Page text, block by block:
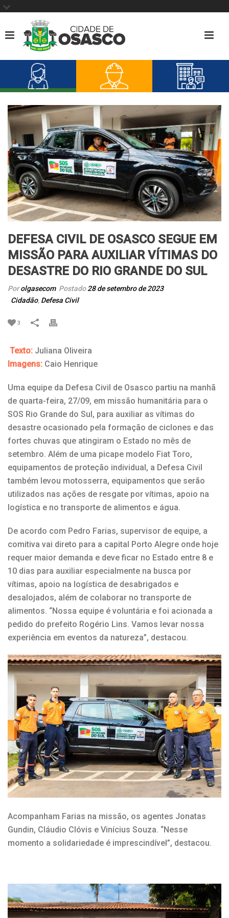
DEFESA CIVIL DE OSASCO SEGUE EM
MISSÃO PARA AUXILIAR VÍTIMAS DO
DESASTRE DO RIO GRANDE DO SUL
Porolgasecom Postado28 de setembro de 2023
Cidadão, Defesa Civil
3
Texto: Juliana Oliveira
Imagens: Caio Henrique
Uma equipe da Defesa Civil de Osasco partiu na manhã
de quarta-feira, 27/09, em missão humanitária para o
SOS Rio Grande do Sul, para auxiliar as vítimas do
desastre ocasionado pela formação de ciclones e das
fortes chuvas que atingiram o Estado no mês de
setembro. Além de uma picape modelo Fiat Toro,
equipamentos de proteção individual, a Defesa Civil
também levou motosserra, equipamentos que serão
utilizados nas ações de resgate por vítimas, apoio na
logística e no transporte de alimentos e água.
De acordo com Pedro Farias, supervisor de equipe, a
comitiva vai direto para a capital Porto Alegre onde hoje
requer maior demanda e deve ficar no Estado entre 8 e
10 dias para auxiliar especialmente na busca por
vítimas, apoio na logística de desabrigados e
desalojados, além de colaborar no transporte de
alimentos. “Nossa equipe é voluntária e foi acionada a
pedido do prefeito Rogério Lins. Vamos levar nossa
experiência em eventos da natureza”, destacou.
Acompanham Farias na missão, os agentes Jonatas
Gundin, Cláudio Clóvis e Vinícius Souza. “Nesse
momento a solidariedade é imprescindível”, destacou.